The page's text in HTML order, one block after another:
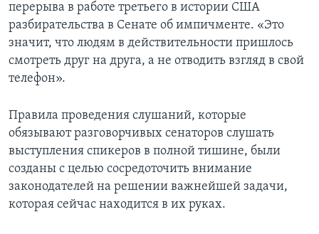
перерыва в работе третьего в истории США
разбирательства в Сенате об импичменте. «Это
значит, что людям в действительности пришлось
смотреть друг на друга, а не отводить взгляд в свой
телефон».
Правила проведения слушаний, которые
обязывают разговорчивых сенаторов слушать
выступления спикеров в полной тишине, были
созданы с целью сосредоточить внимание
законодателей на решении важнейшей задачи,
которая сейчас находится в их руках.